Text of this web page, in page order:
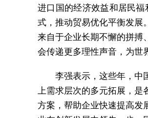
进口国的经济效益和居民
式，推动贸易优化平衡发展
来自于企业长期不懈的拼搏
会传递更多理性声音，为世
李强表示，这些年，中
上需求层次的多元拓展，
方案，帮助企业快速提高发